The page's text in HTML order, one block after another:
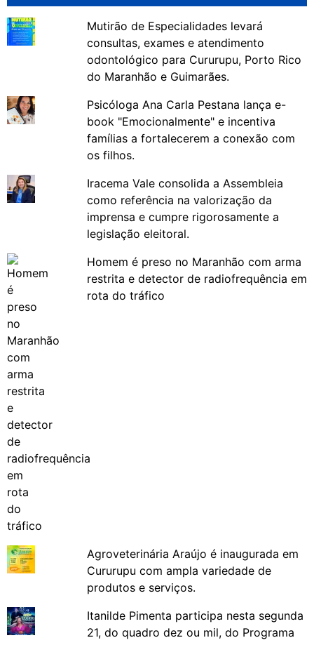
Mutirão de Especialidades levará
consultas, exames e atendimento
odontológico para Cururupu, Porto Rico
do Maranhão e Guimarães.
Psicóloga Ana Carla Pestana lança e-
book "Emocionalmente" e incentiva
famílias a fortalecerem a conexão com
os filhos.
Iracema Vale consolida a Assembleia
como referência na valorização da
imprensa e cumpre rigorosamente a
legislação eleitoral.
Homem é preso no Maranhão com arma
restrita e detector de radiofrequência em
rota do tráfico
Agroveterinária Araújo é inaugurada em
Cururupu com ampla variedade de
produtos e serviços.
Itanilde Pimenta participa nesta segunda
21, do quadro dez ou mil, do Programa